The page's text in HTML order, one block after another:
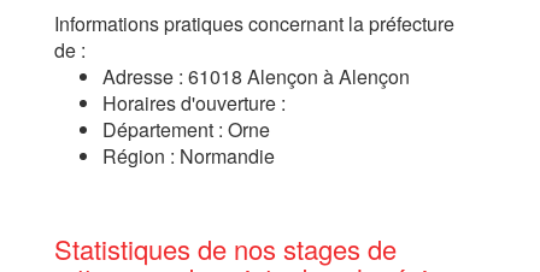
Informations pratiques concernant la préfecture
de :
Adresse : 61018 Alençon à Alençon
Horaires d'ouverture :
Département : Orne
Région : Normandie
Statistiques de nos stages de